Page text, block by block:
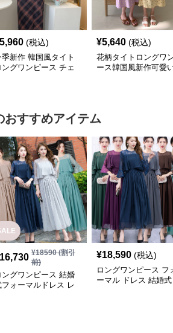
5,960 (税込)
季新作 韓国風タイト
ングワンピース チェ
¥5,640 (税込)
花柄タイトロングワ
ース韓国風新作可愛
おすすめアイテム
16,730 ¥18590(割引
前)
ングワンピース 結婚
フォーマルドレス レ
¥18,590 (税込)
ロングワンピース フ
ーマル ドレス 結婚式